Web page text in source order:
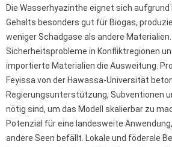
Die Wasserhyazinthe eignet sich
Gehalts besonders gut für Biogas,
weniger Schadgase als andere
Sicherheitsprobleme in Konfliktregionen
importierte Materialien die Ausweitung.
Feyissa von der Hawassa-Universität
Regierungsunterstützung, Subventionen
nötig sind, um das Modell skalierbar zu
Potenzial für eine landesweite
andere Seen befällt. Lokale und föderale